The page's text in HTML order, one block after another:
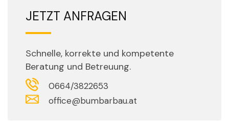
JETZT ANFRAGEN
Schnelle, korrekte und kompetente
Beratung und Betreuung.
0664/3822653
office@bumbarbau.at